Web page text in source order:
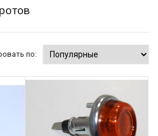
по: